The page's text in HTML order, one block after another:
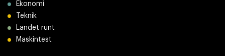
Ekonomi
Teknik
Landet runt
Maskintest